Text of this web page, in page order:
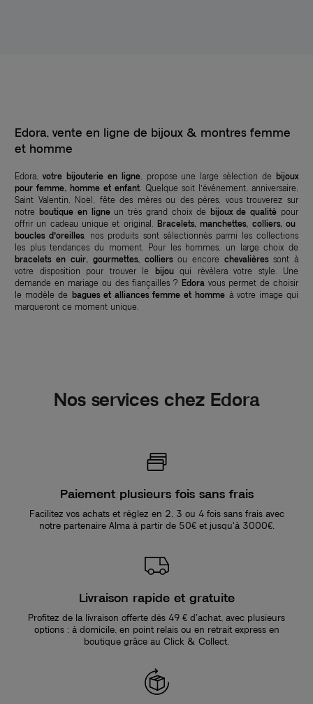
Edora, vente en ligne de bijoux & montres femme
et homme
Edora, votre bijouterie en ligne, propose une large sélection debijoux
pour femme, homme et enfant . Quelque soit l’événement, anniversaire,
Saint Valentin, Noël, fête des mères ou des pères, vous trouverez sur
notre boutique en ligneun très grand choix de bijoux de qualité pour
offrir un cadeau unique et original. Bracelets, manchettes, colliers, ou
boucles d’oreilles, nos produits sont sélectionnés parmi les collections
les plus tendances du moment. Pour les hommes, un large choix de
bracelets en cuir, gourmettes, colliersou encore chevalièressont à
votre disposition pour trouver le bijouqui révèlera votre style. Une
demande en mariage ou des fiançailles ?Edora vous permet de choisir
le modèle de bagues et alliances femme et homme à votre image qui
marqueront ce moment unique.
Nos services chez Edora
Paiement plusieurs fois sans frais
Facilitez vos achats et réglez en 2, 3 ou 4 fois sans frais avec
notre partenaire Alma à partir de 50€ et jusqu'à 3000€.
Livraison rapide et gratuite
Profitez de la livraison offerte dès 49 € d’achat, avec plusieurs
options : à domicile, en point relais ou en retrait express en
boutique grâce au Click & Collect.